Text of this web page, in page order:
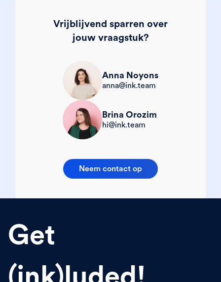
Vrijblijvend sparren over
jouw vraagstuk?
Anna Noyons
anna@ink.team
Brina Orozim
hi@ink.team
Neem contact op
Get